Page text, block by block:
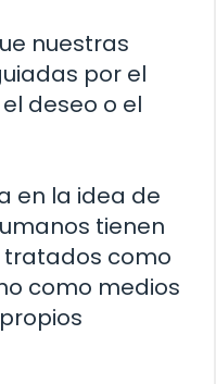
nuestras
por el
deseo o el
en la idea de
tienen
tratados como
como medios